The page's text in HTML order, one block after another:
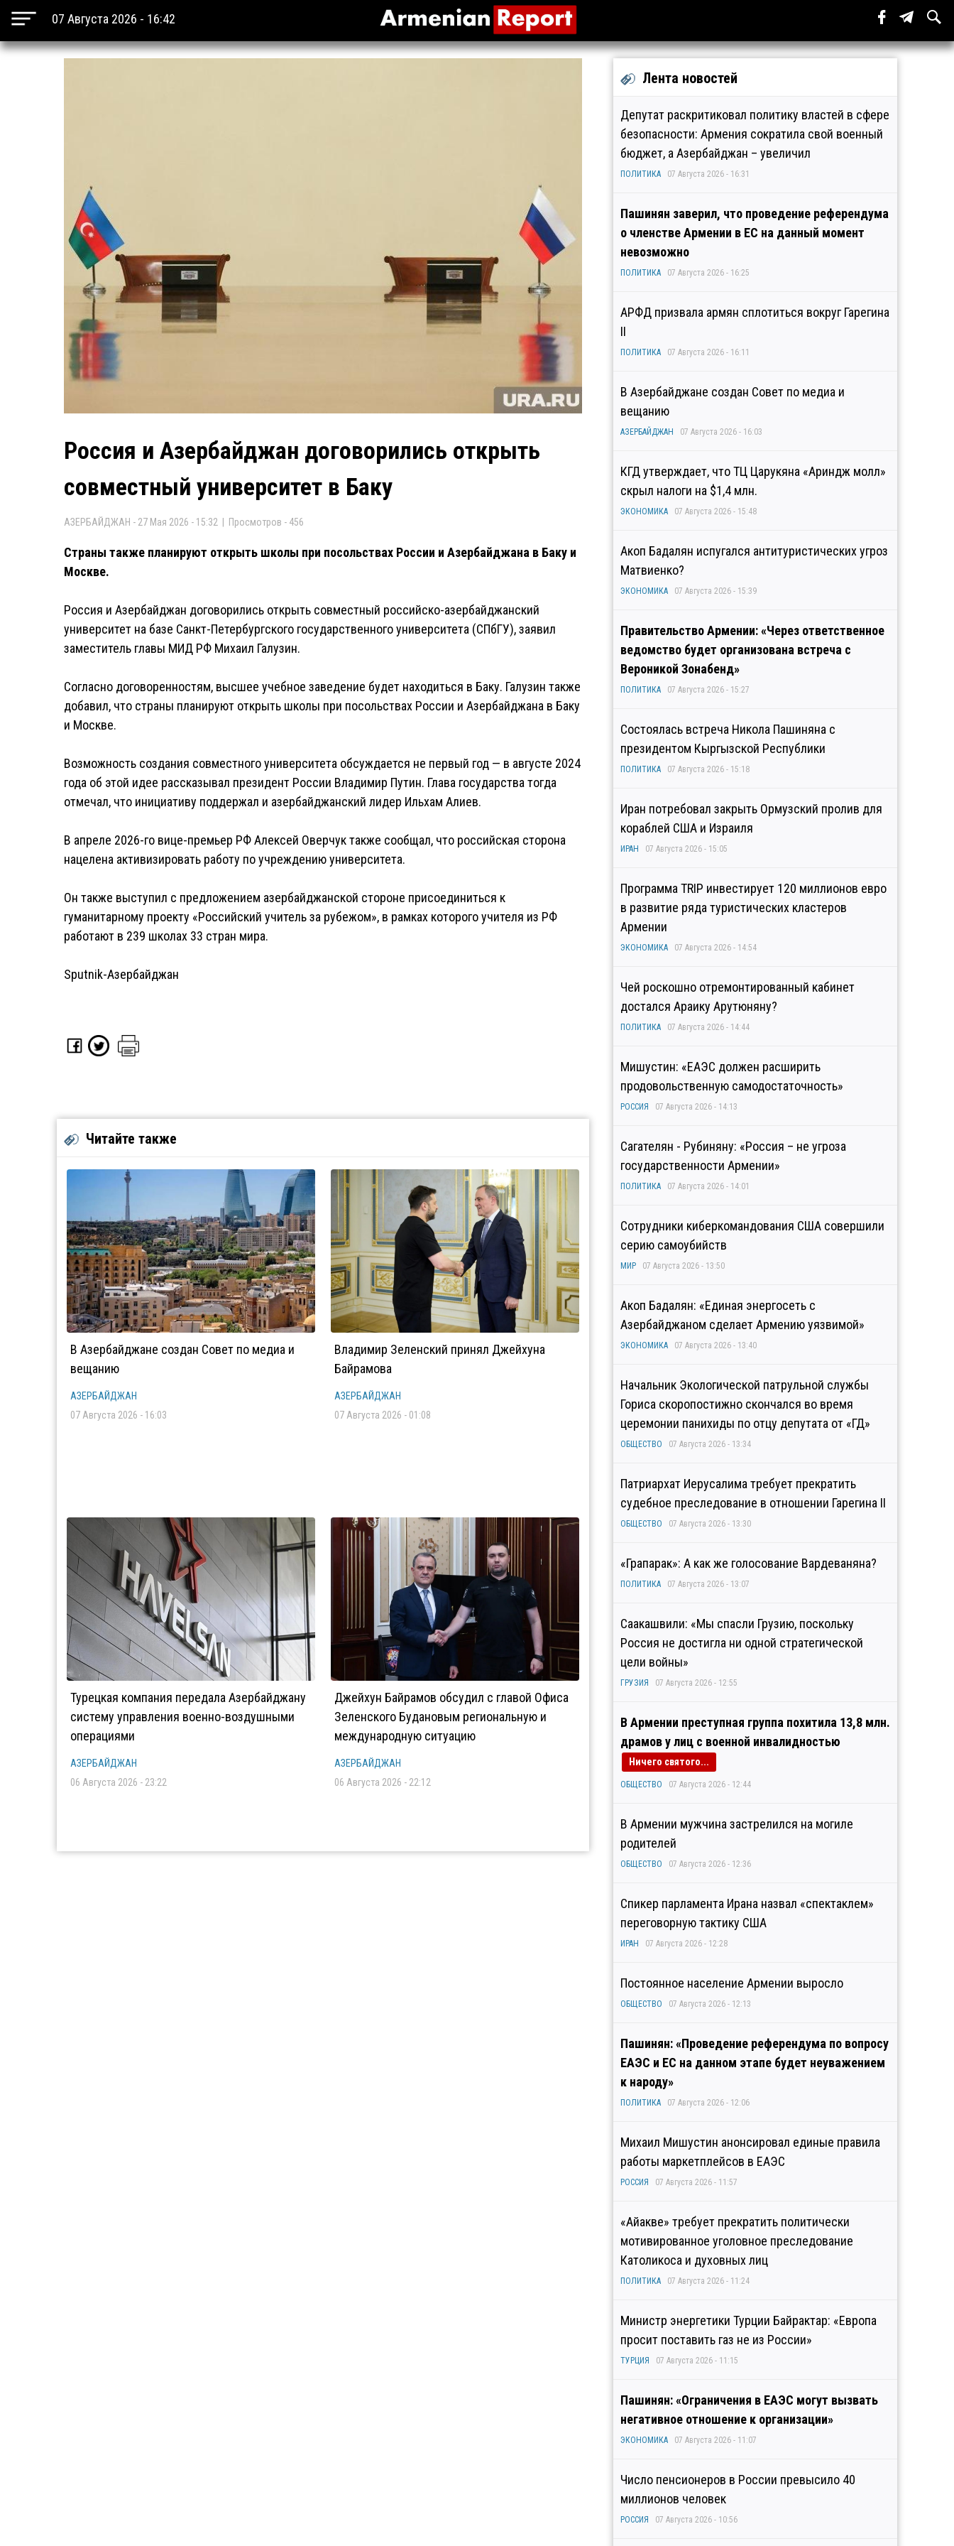
07 Августа 2026 - 16:42
Россия и Азербайджан договорились открыть
совместный университет в Баку
АЗЕРБАЙДЖАН - 27 Мая 2026 - 15:32 | Просмотров - 456
Страны также планируют открыть школы при посольствах России и Азербайджана в Баку и
Москве.
Россия и Азербайджан договорились открыть совместный российско-азербайджанский
университет на базе Санкт-Петербургского государственного университета (СПбГУ), заявил
заместитель главы МИД РФ Михаил Галузин.
Согласно договоренностям, высшее учебное заведение будет находиться в Баку. Галузин также
добавил, что страны планируют открыть школы при посольствах России и Азербайджана в Баку
и Москве.
Возможность создания совместного университета обсуждается не первый год — в августе 2024
года об этой идее рассказывал президент России Владимир Путин. Глава государства тогда
отмечал, что инициативу поддержал и азербайджанский лидер Ильхам Алиев.
В апреле 2026-го вице-премьер РФ Алексей Оверчук также сообщал, что российская сторона
нацелена активизировать работу по учреждению университета.
Он также выступил с предложением азербайджанской стороне присоединиться к
гуманитарному проекту «Российский учитель за рубежом», в рамках которого учителя из РФ
работают в 239 школах 33 стран мира.
Sputnik-Азербайджан
Читайте также
В Азербайджане создан Совет по медиа и
вещанию
АЗЕРБАЙДЖАН
07 Августа 2026 - 16:03
Владимир Зеленский принял Джейхуна
Байрамова
АЗЕРБАЙДЖАН
07 Августа 2026 - 01:08
Турецкая компания передала Азербайджану
систему управления военно-воздушными
операциями
АЗЕРБАЙДЖАН
06 Августа 2026 - 23:22
Джейхун Байрамов обсудил с главой Офиса
Зеленского Будановым региональную и
международную ситуацию
АЗЕРБАЙДЖАН
06 Августа 2026 - 22:12
Лента новостей
Депутат раскритиковал политику властей в сфере
безопасности: Армения сократила свой военный
бюджет, а Азербайджан – увеличил
ПОЛИТИКА 07 Августа 2026 - 16:31
Пашинян заверил, что проведение референдума
о членстве Армении в ЕС на данный момент
невозможно
ПОЛИТИКА 07 Августа 2026 - 16:25
АРФД призвала армян сплотиться вокруг Гарегина
II
ПОЛИТИКА 07 Августа 2026 - 16:11
В Азербайджане создан Совет по медиа и
вещанию
АЗЕРБАЙДЖАН 07 Августа 2026 - 16:03
КГД утверждает, что ТЦ Царукяна «Ариндж молл»
скрыл налоги на $1,4 млн.
ЭКОНОМИКА 07 Августа 2026 - 15:48
Акоп Бадалян испугался антитуристических угроз
Матвиенко?
ЭКОНОМИКА 07 Августа 2026 - 15:39
Правительство Армении: «Через ответственное
ведомство будет организована встреча с
Вероникой Зонабенд»
ПОЛИТИКА 07 Августа 2026 - 15:27
Состоялась встреча Никола Пашиняна с
президентом Кыргызской Республики
ПОЛИТИКА 07 Августа 2026 - 15:18
Иран потребовал закрыть Ормузский пролив для
кораблей США и Израиля
ИРАН 07 Августа 2026 - 15:05
Программа TRIP инвестирует 120 миллионов евро
в развитие ряда туристических кластеров
Армении
ЭКОНОМИКА 07 Августа 2026 - 14:54
Чей роскошно отремонтированный кабинет
достался Араику Арутюняну?
ПОЛИТИКА 07 Августа 2026 - 14:44
Мишустин: «ЕАЭС должен расширить
продовольственную самодостаточность»
РОССИЯ 07 Августа 2026 - 14:13
Сагателян - Рубиняну: «Россия – не угроза
государственности Армении»
ПОЛИТИКА 07 Августа 2026 - 14:01
Сотрудники киберкомандования США совершили
серию самоубийств
МИР 07 Августа 2026 - 13:50
Акоп Бадалян: «Единая энергосеть с
Азербайджаном сделает Армению уязвимой»
ЭКОНОМИКА 07 Августа 2026 - 13:40
Начальник Экологической патрульной службы
Гориса скоропостижно скончался во время
церемонии панихиды по отцу депутата от «ГД»
ОБЩЕСТВО 07 Августа 2026 - 13:34
Патриархат Иерусалима требует прекратить
судебное преследование в отношении Гарегина II
ОБЩЕСТВО 07 Августа 2026 - 13:30
«Грапарак»: А как же голосование Вардеваняна?
ПОЛИТИКА 07 Августа 2026 - 13:07
Саакашвили: «Мы спасли Грузию, поскольку
Россия не достигла ни одной стратегической
цели войны»
ГРУЗИЯ 07 Августа 2026 - 12:55
В Армении преступная группа похитила 13,8 млн.
драмов у лиц с военной инвалидностью
Ничего святого...
ОБЩЕСТВО 07 Августа 2026 - 12:44
В Армении мужчина застрелился на могиле
родителей
ОБЩЕСТВО 07 Августа 2026 - 12:36
Спикер парламента Ирана назвал «спектаклем»
переговорную тактику США
ИРАН 07 Августа 2026 - 12:28
Постоянное население Армении выросло
ОБЩЕСТВО 07 Августа 2026 - 12:13
Пашинян: «Проведение референдума по вопросу
ЕАЭС и ЕС на данном этапе будет неуважением
к народу»
ПОЛИТИКА 07 Августа 2026 - 12:06
Михаил Мишустин анонсировал единые правила
работы маркетплейсов в ЕАЭС
РОССИЯ 07 Августа 2026 - 11:57
«Айакве» требует прекратить политически
мотивированное уголовное преследование
Католикоса и духовных лиц
ПОЛИТИКА 07 Августа 2026 - 11:24
Министр энергетики Турции Байрактар: «Европа
просит поставить газ не из России»
ТУРЦИЯ 07 Августа 2026 - 11:15
Пашинян: «Ограничения в ЕАЭС могут вызвать
негативное отношение к организации»
ЭКОНОМИКА 07 Августа 2026 - 11:07
Число пенсионеров в России превысило 40
миллионов человек
РОССИЯ 07 Августа 2026 - 10:56